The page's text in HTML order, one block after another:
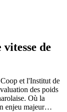
de
et l'Institut de
des poids
Où la
enjeu majeur…